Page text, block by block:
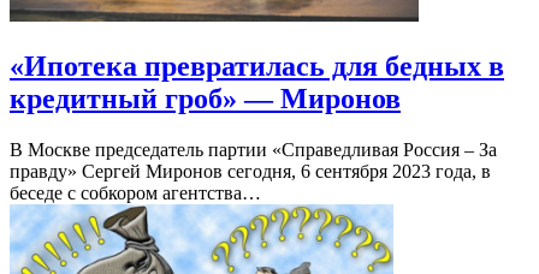
«Ипотека превратилась для бедных в
кредитный гроб» — Миронов
В Москве председатель партии «Справедливая Россия – За
правду» Сергей Миронов сегодня, 6 сентября 2023 года, в
беседе с собкором агентства…